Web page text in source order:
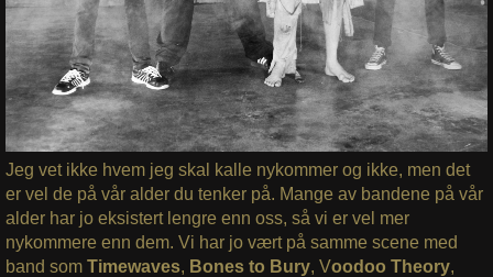
Jeg vet ikke hvem jeg skal kalle nykommer og ikke, men det
er vel de på vår alder du tenker på. Mange av bandene på vår
alder har jo eksistert lengre enn oss, så vi er vel mer
nykommere enn dem. Vi har jo vært på samme scene med
band som Timewaves, Bones to Bury, Voodoo Theory,